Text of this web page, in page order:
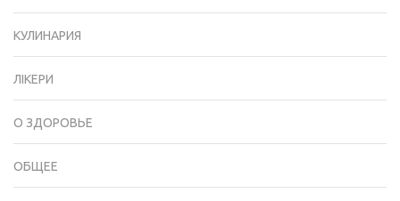
КУЛИНАРИЯ
ЛІКЕРИ
О ЗДОРОВЬЕ
ОБЩЕЕ